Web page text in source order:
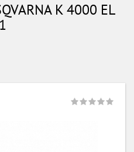
K 4000 EL